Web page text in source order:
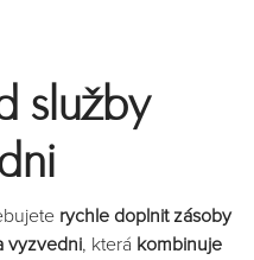
služby
rychle doplnit zásoby​
vyzvedni​, která ​ kombinuje